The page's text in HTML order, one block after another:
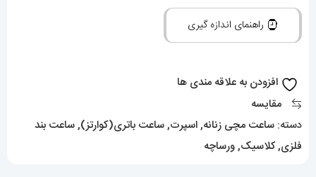
کوارتز
020848
راهنمای اندازه گیری
افزودن به علاقه مندی ها
مقایسه
دسته: ساعت مچی زنانه,اسپرت,ساعت باتری(کوارتز),ساعت بند
فلزی,کلاسیک,ورساچه